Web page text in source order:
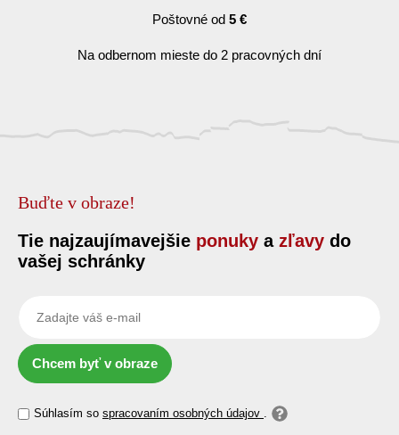
Poštovné od 5 €
Na odbernom mieste do 2 pracovných dní
Buďte v obraze!
Tie najzaujímavejšie ponuky a zľavy do
vašej schránky
Chcem byť v obraze
Súhlasím so spracovaním osobných údajov .